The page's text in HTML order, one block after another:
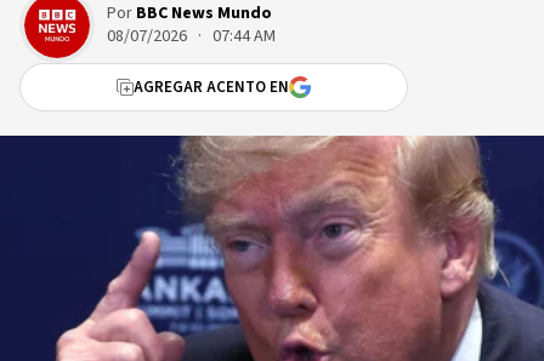
Por BBC News Mundo
08/07/2026 · 07:44 AM
AGREGAR ACENTO EN